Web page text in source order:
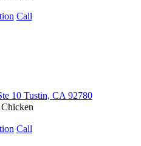
Call
10 Tustin, CA 92780
Call